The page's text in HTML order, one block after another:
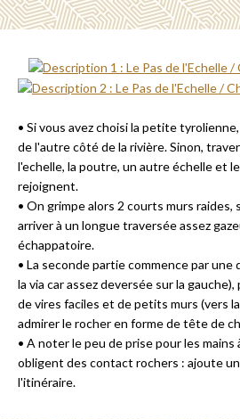
• Si vous avez choisi la petite
de l'autre côté de la rivière. Sinon,
l'echelle, la poutre, un autre échelle et
rejoignent.
• On grimpe alors 2 courts murs
arriver à un longue traversée assez
échappatoire.
• La seconde partie commence par
la via car assez deversée sur la
de vires faciles et de petits murs (vers
admirer le rocher en forme de tête de
• A noter le peu de prise pour les
obligent des contact rochers : ajoute
l'itinéraire.